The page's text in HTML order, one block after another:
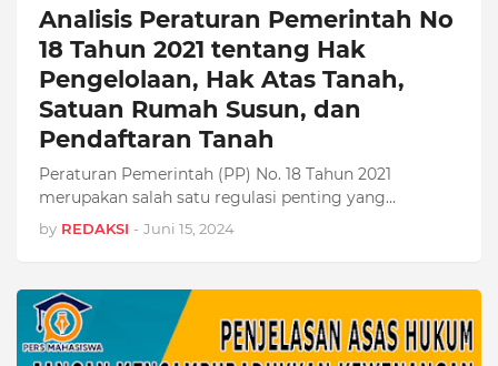
Analisis Peraturan Pemerintah No
18 Tahun 2021 tentang Hak
Pengelolaan, Hak Atas Tanah,
Satuan Rumah Susun, dan
Pendaftaran Tanah
Peraturan Pemerintah (PP) No. 18 Tahun 2021
merupakan salah satu regulasi penting yang…
by REDAKSI - Juni 15, 2024